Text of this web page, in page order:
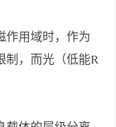
作用域时，作为
制，而光（低能R